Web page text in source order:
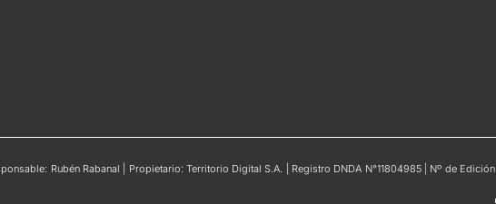
Rubén Rabanal | Propietario: Territorio Digital S.A. | Registro DNDA N°11804985 | Nº de Edición